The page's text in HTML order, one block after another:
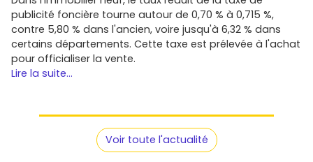
Passe à l'action : trouve ton bien sur Vivre
dans le neuf
Que tu vises une résidence principale confortable ou un
investissement pérenne,
repérer rapidement les programmes disponibles,
comparer les prix et affiner ton choix de quartier, consulte
dès maintenant les annonces surVivre dans le neuf
publicité foncière tourne autour de 0,70 % à 0,715 %,
contre 5,80 % dans l'ancien, voire jusqu'à 6,32 % dans
certains départements. Cette taxe est prélevée à l'achat
pour officialiser la vente.
Lire la suite...
Voir toute l'actualité